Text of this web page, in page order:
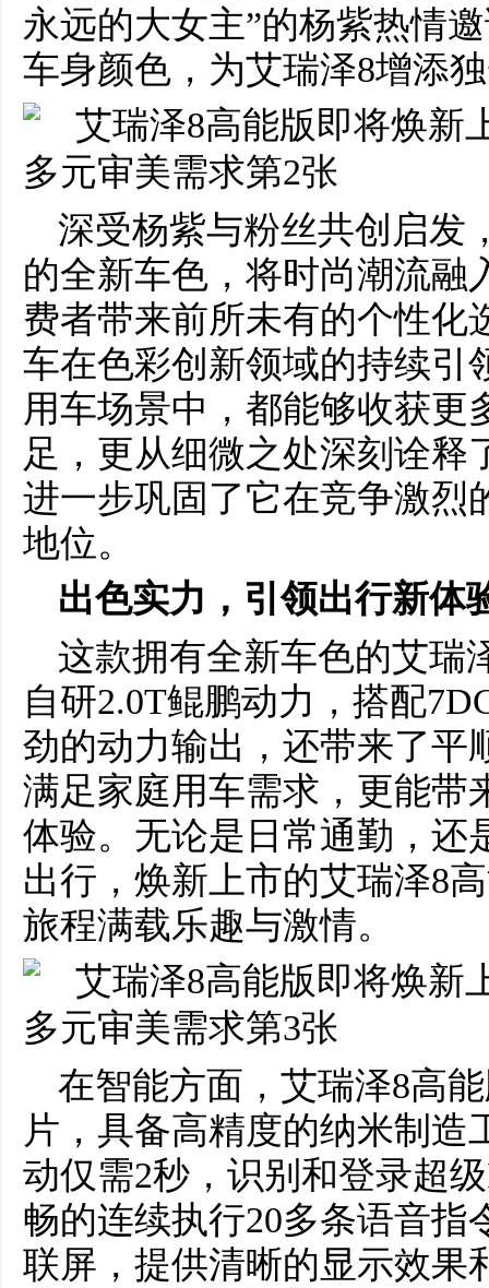
永远的大女主”的杨紫热情
车身颜色，为艾瑞泽8增添
深受杨紫与粉丝共创启发
的全新车色，将时尚潮流融
费者带来前所未有的个性化
车在色彩创新领域的持续引
用车场景中，都能够收获更
足，更从细微之处深刻诠释
进一步巩固了它在竞争激烈
地位。
出色实力，引领出行新体
这款拥有全新车色的艾瑞
自研2.0T鲲鹏动力，搭配
劲的动力输出，还带来了平
满足家庭用车需求，更能带
体验。无论是日常通勤，还
出行，焕新上市的艾瑞泽8
旅程满载乐趣与激情。
在智能方面，艾瑞泽8高
片，具备高精度的纳米制造
动仅需2秒，识别和登录超
畅的连续执行20多条语音指
联屏，提供清晰的显示效果